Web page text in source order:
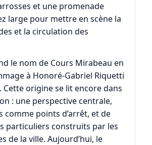
et une promenade
large pour mettre en scène la
et la circulation des
le nom de Cours Mirabeau en
à Honoré-Gabriel Riquetti
Cette origine se lit encore dans
: une perspective centrale,
comme points d’arrêt, et de
particuliers construits par les
de la ville. Aujourd’hui, le